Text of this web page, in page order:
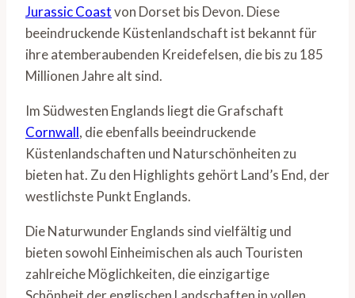
Jurassic Coastvon Dorset bis Devon. Diese
beeindruckende Küstenlandschaft ist bekannt für
ihre atemberaubenden Kreidefelsen, die bis zu 185
Millionen Jahre alt sind.
Im Südwesten Englands liegt die Grafschaft
Cornwall, die ebenfalls beeindruckende
Küstenlandschaften und Naturschönheiten zu
bieten hat. Zu den Highlights gehört Land’s End, der
westlichste Punkt Englands.
Die Naturwunder Englands sind vielfältig und
bieten sowohl Einheimischen als auch Touristen
zahlreiche Möglichkeiten, die einzigartige